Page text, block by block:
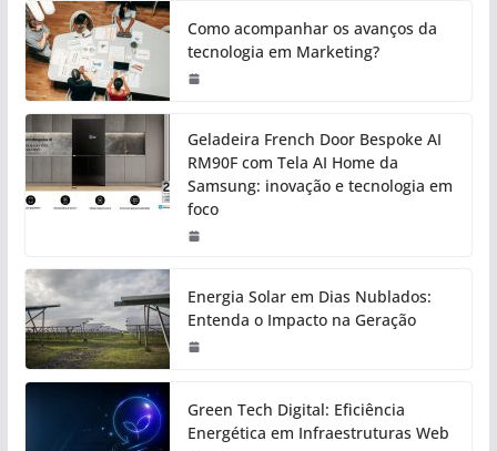
Como acompanhar os avanços da
tecnologia em Marketing?
Geladeira French Door Bespoke AI
RM90F com Tela AI Home da
Samsung: inovação e tecnologia em
foco
Energia Solar em Dias Nublados:
Entenda o Impacto na Geração
Green Tech Digital: Eficiência
Energética em Infraestruturas Web